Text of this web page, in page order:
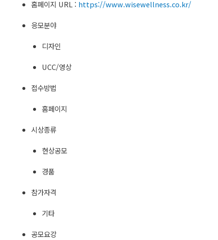
홈페이지 URL : https://www.wisewellness.co.kr/
응모분야
디자인
UCC/영상
접수방법
홈페이지
시상종류
현상공모
경품
참가자격
기타
공모요강